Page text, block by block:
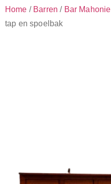
Home / Barren / Bar Mahonie
tap en spoelbak